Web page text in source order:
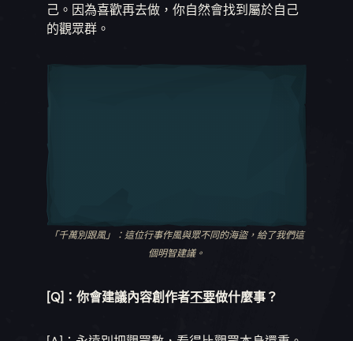
己。因為喜歡再去做，你自然會找到屬於自己
的觀眾群。
「千萬別跟風」：這位行事作風與眾不同的海盜，給了我們這
個明智建議。
[Q]：你會建議內容創作者不要做什麼事？